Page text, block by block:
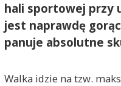
hali sportowej przy
jest naprawdę
panuje absolutne
Walka idzie na tzw.